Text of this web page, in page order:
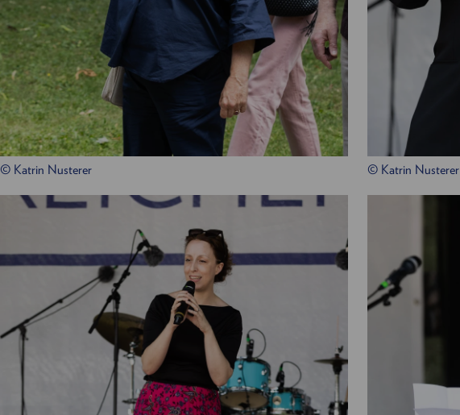
© Katrin Nusterer © Katrin Nusterer